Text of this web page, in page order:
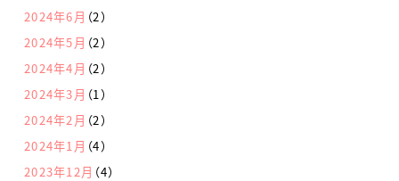
2024年6月 （2）
2024年5月 （2）
2024年4月 （2）
2024年3月 （1）
2024年2月 （2）
2024年1月 （4）
2023年12月 （4）